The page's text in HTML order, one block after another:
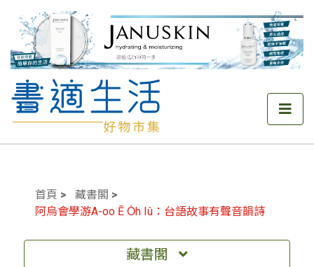
首頁
藏書閣
阿烏會學游A-oo Ē O̍h Iû：台語故事有聲音韻詩
藏書閣